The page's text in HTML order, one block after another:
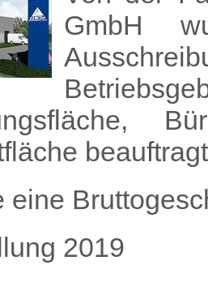
GmbH
eine
2019